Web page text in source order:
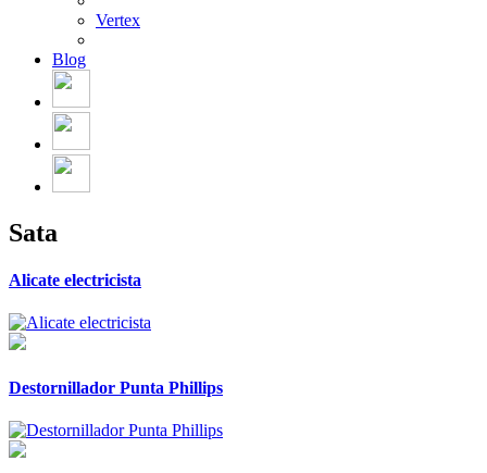
Vertex
Blog
Sata
Alicate electricista
Destornillador Punta Phillips